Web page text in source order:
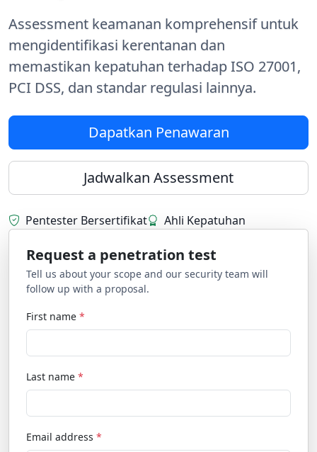
Assessment keamanan komprehensif untuk
mengidentifikasi kerentanan dan
memastikan kepatuhan terhadap ISO 27001,
PCI DSS, dan standar regulasi lainnya.
Dapatkan Penawaran
Jadwalkan Assessment
Pentester Bersertifikat Ahli Kepatuhan
Request a penetration test
Tell us about your scope and our security team will
follow up with a proposal.
First name *
Last name *
Email address *